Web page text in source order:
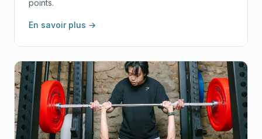
points.
En savoir plus →